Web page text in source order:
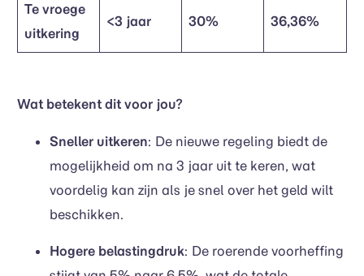
Te vroege
uitkering
<3 jaar 30% 36,36%
Wat betekent dit voor jou?
Sneller uitkeren: De nieuwe regeling biedt de
mogelijkheid om na 3 jaar uit te keren, wat
voordelig kan zijn als je snel over het geld wilt
beschikken.
Hogere belastingdruk: De roerende voorheffing